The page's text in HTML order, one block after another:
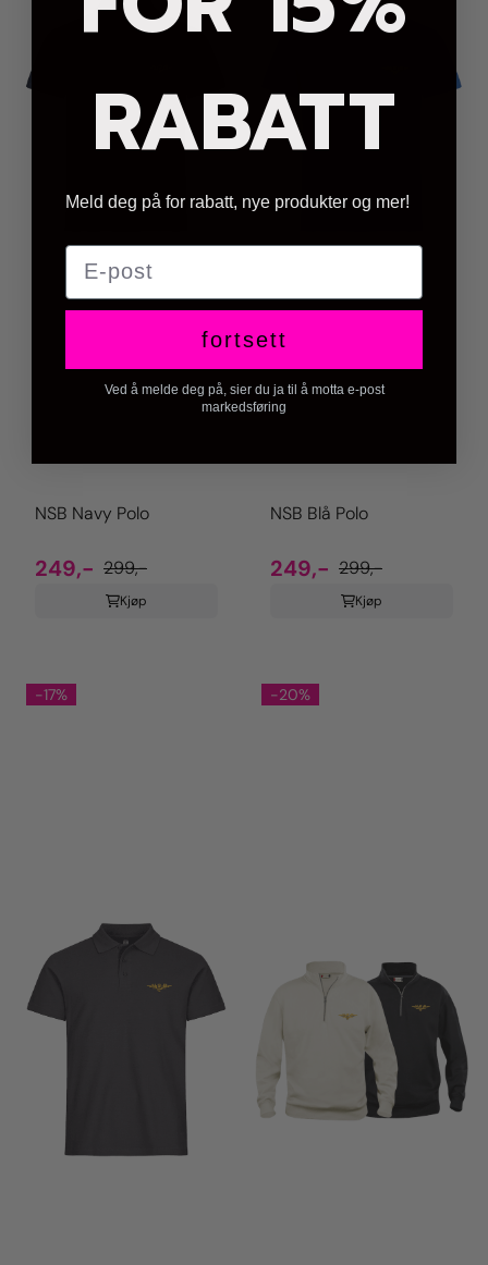
NSB Navy Polo
249,- 299,-
Kjøp
NSB Blå Polo
249,- 299,-
Kjøp
-17% -20%
RABATT
Meld deg på for rabatt, nye produkter og mer!
E-post
fortsett
Ved å melde deg på, sier du ja til å motta e-post
markedsføring